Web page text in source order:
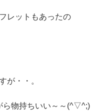
レットもあったの
が・・。
ら物持ちいい～～(^▽^;)